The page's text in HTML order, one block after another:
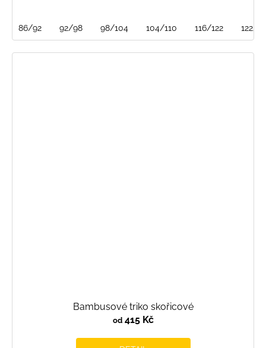
86/92 92/98 98/104 104/110 116/122 122/
Bambusové triko skořicové
od415 Kč